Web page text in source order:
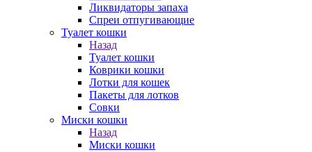
Ликвидаторы запаха
Спреи отпугивающие
Туалет кошки
Назад
Туалет кошки
Коврики кошки
Лотки для кошек
Пакеты для лотков
Совки
Миски кошки
Назад
Миски кошки